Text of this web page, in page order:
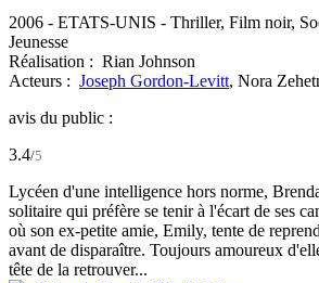
2006 - ETATS-UNIS - Thriller, Film noir,
Jeunesse
Réalisation : Rian Johnson
Acteurs : Joseph Gordon-Levitt, Nora
avis du public :
3.4/5
Lycéen d'une intelligence hors norme,
solitaire qui préfère se tenir à l'écart de ses
où son ex-petite amie, Emily, tente de
avant de disparaître. Toujours amoureux
tête de la retrouver...